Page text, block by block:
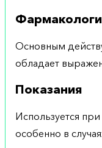
Основным
обладает
Показания
Используется
особенно в